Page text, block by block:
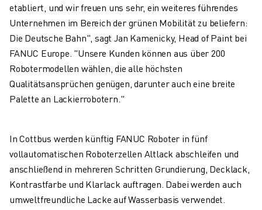
FALLBEISPIELE
LÖSUNGEN
BRANCHEN
ALLE BRANCHEN
LUFT- UND RAUMFAHRT
AUTOMOBIL
ELEKTRISCHE FAHRZEUGE
MEDIZIN
KUNSTSTOFFE
LAGERHALTUNG, LOGISTIK, POST & PAKET
APPLIKATIONEN
ALLE APPLIKATIONEN
etabliert, und wir freuen uns sehr, ein weiteres führendes
Unternehmen im Bereich der grünen Mobilität zu beliefern:
Die Deutsche Bahn", sagt Jan Kamenicky, Head of Paint bei
FANUC Europe. "Unsere Kunden können aus über 200
Robotermodellen wählen, die alle höchsten
Qualitätsansprüchen genügen, darunter auch eine breite
Palette an Lackierrobotern."
In Cottbus werden künftig FANUC Roboter in fünf
vollautomatischen Roboterzellen Altlack abschleifen und
anschließend in mehreren Schritten Grundierung, Decklack,
Kontrastfarbe und Klarlack auftragen. Dabei werden auch
umweltfreundliche Lacke auf Wasserbasis verwendet.